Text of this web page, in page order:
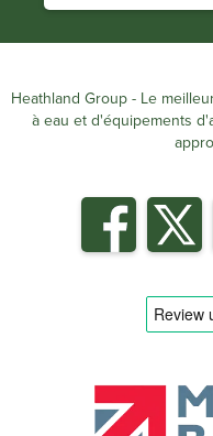
Heathland Group - Le
à eau et d'équipements